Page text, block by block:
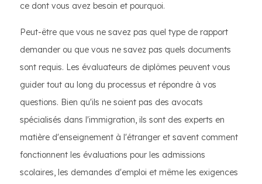
ce dont vous avez besoin et pourquoi.
Peut-être que vous ne savez pas quel type de rapport
demander ou que vous ne savez pas quels documents
sont requis. Les évaluateurs de diplômes peuvent vous
guider tout au long du processus et répondre à vos
questions. Bien qu'ils ne soient pas des avocats
spécialisés dans l'immigration, ils sont des experts en
matière d'enseignement à l'étranger et savent comment
fonctionnent les évaluations pour les admissions
scolaires, les demandes d'emploi et même les exigences